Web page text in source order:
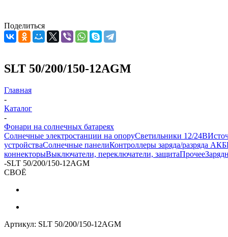
Поделиться
SLT 50/200/150-12AGM
Главная
-
Каталог
-
Фонари на солнечных батареях
Солнечные электростанции на опоруСветильники 12/24В
устройстваСолнечные панелиКонтроллеры заряда/разряда АКБ
коннекторыВыключатели, переключатели, защитаПрочее
-SLT 50/200/150-12AGM
СВОЁ
Артикул: SLT 50/200/150-12AGM